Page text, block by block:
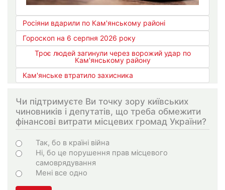
Росіяни вдарили по Кам'янському районі
Гороскоп на 6 серпня 2026 року
Троє людей загинули через ворожий удар по
Кам'янському району
Кам'янське втратило захисника
Чи підтримуєте Ви точку зору київських
чиновників і депутатів, що треба обмежити
фінансові витрати місцевих громад України?
Варіанти
Так, бо в країні війна
Ні, бо це порушення прав місцевого
самоврядування
Мені все одно